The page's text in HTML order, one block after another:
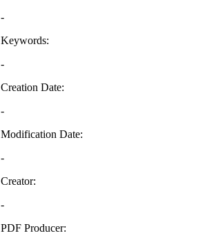
-
Keywords:
-
Creation Date:
-
Modification Date:
-
Creator:
-
PDF Producer: